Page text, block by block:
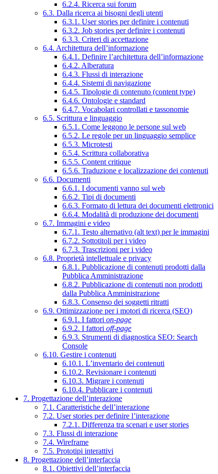
6.2.4. Ricerca sui forum
6.3. Dalla ricerca ai bisogni degli utenti
6.3.1. User stories per definire i contenuti
6.3.2. Job stories per definire i contenuti
6.3.3. Criteri di accettazione
6.4. Architettura dell’informazione
6.4.1. Definire l’architettura dell’informazione
6.4.2. Alberatura
6.4.3. Flussi di interazione
6.4.4. Sistemi di navigazione
6.4.5. Tipologie di contenuto (content type)
6.4.6. Ontologie e standard
6.4.7. Vocabolari controllati e tassonomie
6.5. Scrittura e linguaggio
6.5.1. Come leggono le persone sul web
6.5.2. Le regole per un linguaggio semplice
6.5.3. Microtesti
6.5.4. Scrittura collaborativa
6.5.5. Content critique
6.5.6. Traduzione e localizzazione dei contenuti
6.6. Documenti
6.6.1. I documenti vanno sul web
6.6.2. Tipi di documenti
6.6.3. Formato di lettura dei documenti elettronici
6.6.4. Modalità di produzione dei documenti
6.7. Immagini e video
6.7.1. Testo alternativo (alt text) per le immagini
6.7.2. Sottotitoli per i video
6.7.3. Trascrizioni per i video
6.8. Proprietà intellettuale e privacy
6.8.1. Pubblicazione di contenuti prodotti dalla
Pubblica Amministrazione
6.8.2. Pubblicazione di contenuti non prodotti
dalla Pubblica Amministrazione
6.8.3. Consenso dei soggetti ritratti
6.9. Ottimizzazione per i motori di ricerca (SEO)
6.9.1. I fattori on-page
6.9.2. I fattori off-page
6.9.3. Strumenti di diagnostica SEO: Search
Console
6.10. Gestire i contenuti
6.10.1. L’inventario dei contenuti
6.10.2. Revisionare i contenuti
6.10.3. Migrare i contenuti
6.10.4. Pubblicare i contenuti
7. Progettazione dell’interazione
7.1. Caratteristiche dell’interazione
7.2. User stories per definire l’interazione
7.2.1. Differenza tra scenari e user stories
7.3. Flussi di interazione
7.4. Wireframe
7.5. Prototipi interattivi
8. Progettazione dell’interfaccia
8.1. Obiettivi dell’interfaccia